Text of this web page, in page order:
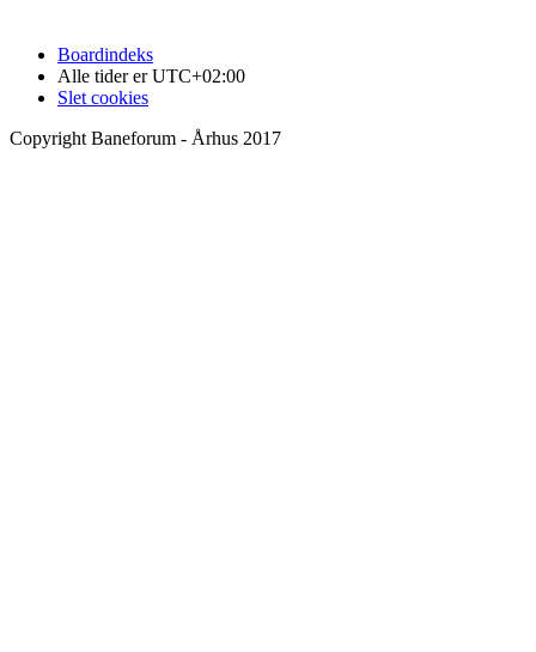
Boardindeks
Alle tider erUTC+02:00
Slet cookies
Copyright Baneforum - Århus 2017